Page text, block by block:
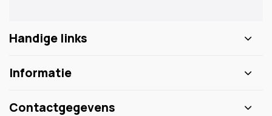
Handige links
Informatie
Contactgegevens